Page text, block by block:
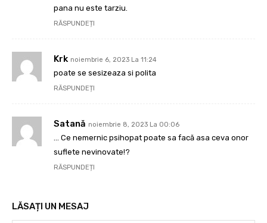
pana nu este tarziu.
RĂSPUNDEȚI
Krk noiembrie 6, 2023 La 11:24
poate se sesizeaza si polita
RĂSPUNDEȚI
Satană noiembrie 8, 2023 La 00:06
… Ce nemernic psihopat poate sa facă asa ceva onor
suflete nevinovate!?
RĂSPUNDEȚI
LĂSAȚI UN MESAJ